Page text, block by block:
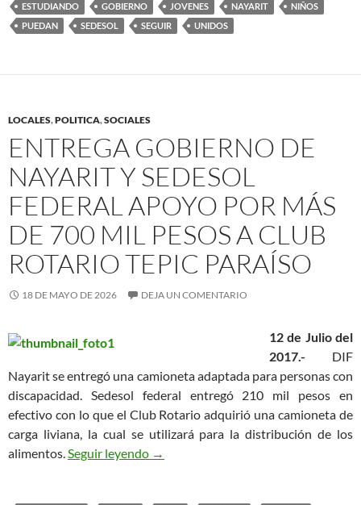
ESTUDIANDO GOBIERNO JOVENES NAYARIT
NIÑOS
PUEDAN
SEDESOL SEGUIR UNIDOS
LOCALES,POLITICA,SOCIALES
ENTREGA GOBIERNO DE
NAYARIT Y SEDESOL
FEDERAL APOYO POR MÁS
DE 700 MIL PESOS A CLUB
ROTARIO TEPIC PARAÍSO
18 DE MAYO DE 2026 DEJA UN COMENTARIO
12 de Julio del
2017.- DIF
Nayarit se entregó una camioneta adaptada para personas con
discapacidad. Sedesol federal entregó 210 mil pesos en
efectivo con lo que el Club Rotario adquirió una camioneta de
carga liviana, la cual se utilizará para la distribución de los
alimentos.Seguir leyendo ENTREGA GOBIERNO DE NAYARIT
→